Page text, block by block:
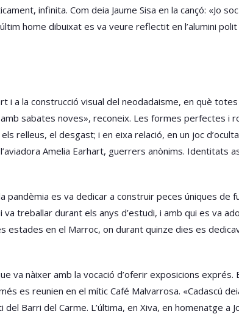
infinita. Com deia Jaume Sisa en la cançó: «Jo
home dibuixat es va veure reflectit en l’alumini
i a la construcció visual del neodadaisme, en què
sabates noves», reconeix. Les formes perfectes i
relleus, el desgast; i en eixa relació, en un joc
Amelia Earhart, guerrers anònims. Identitats
pandèmia es va dedicar a construir peces úniques
treballar durant els anys d’estudi, i amb qui es va
en el Marroc, on durant quinze dies es
va nàixer amb la vocació d’oferir exposicions
es reunien en el mític Café Malvarrosa. «Cadascú
del Barri del Carme. L’última, en Xiva, en homenatge